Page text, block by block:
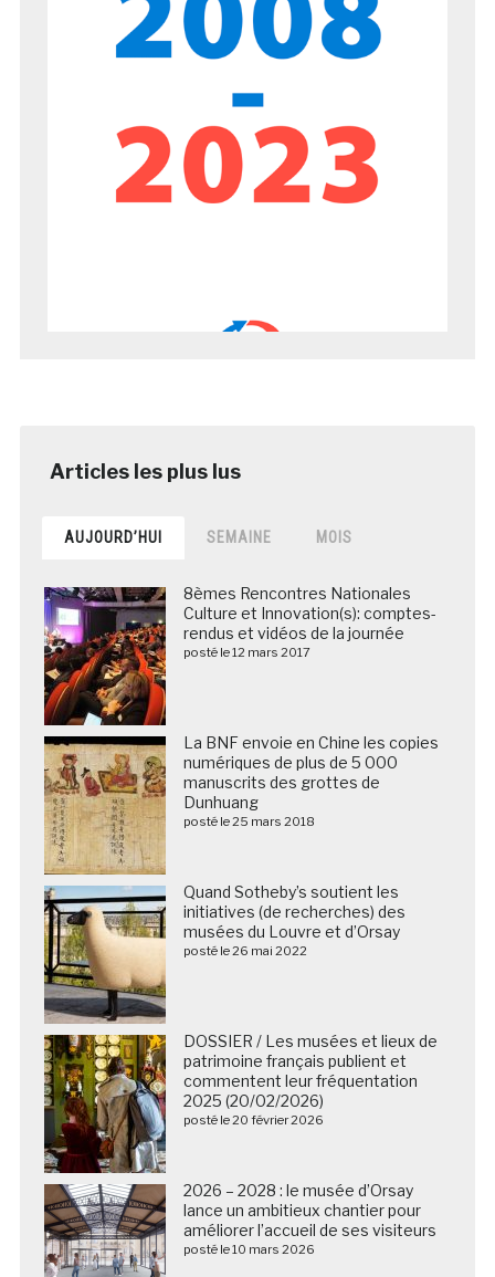
AUJOURD’HUI SEMAINE MOIS
8èmes Rencontres Nationales
Culture et Innovation(s): comptes-
rendus et vidéos de la journée
posté le 12 mars 2017
La BNF envoie en Chine les copies
numériques de plus de 5 000
manuscrits des grottes de
Dunhuang
posté le 25 mars 2018
Quand Sotheby’s soutient les
initiatives (de recherches) des
musées du Louvre et d’Orsay
posté le 26 mai 2022
DOSSIER / Les musées et lieux de
patrimoine français publient et
commentent leur fréquentation
2025 (20/02/2026)
posté le 20 février 2026
2026 – 2028 : le musée d’Orsay
lance un ambitieux chantier pour
améliorer l’accueil de ses visiteurs
posté le 10 mars 2026